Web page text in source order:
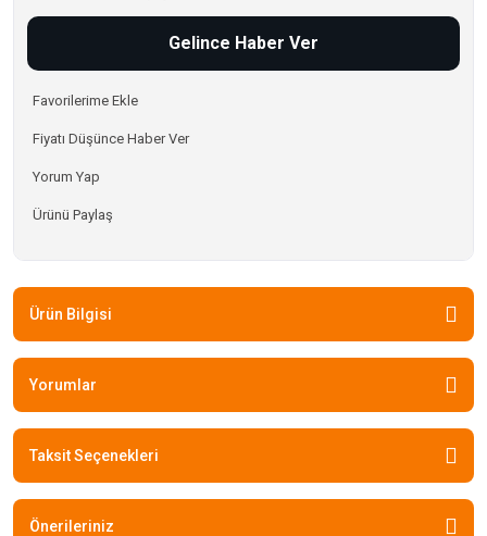
Gelince Haber Ver
Fiyatı Düşünce Haber Ver
Yorum Yap
Ürünü Paylaş
Ürün Bilgisi
Yorumlar
Taksit Seçenekleri
Önerileriniz